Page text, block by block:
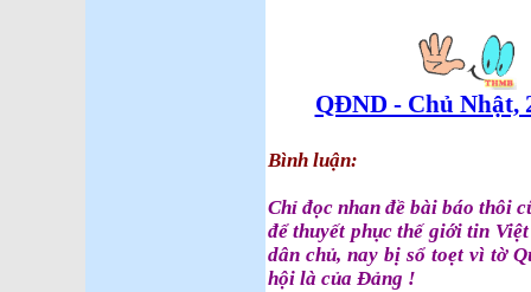
QĐND - Chủ Nhật,
Bình luận:
Chỉ đọc nhan đề bài báo thôi
để thuyết phục thế giới tin
dân chủ, nay bị sổ toẹt vì tờ
hội là của Đảng !